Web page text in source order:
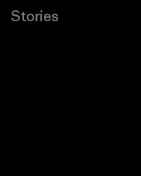
Stories